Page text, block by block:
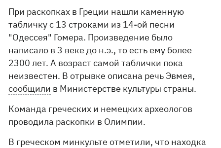
При раскопках в Греции нашли каменную
табличку с 13 строками из 14-ой песни
"Одессея" Гомера. Произведение было
написало в 3 веке до н.э., то есть ему более
2300 лет. А возраст самой таблички пока
неизвестен. В отрывке описана речь Эвмея,
сообщили в Министерстве культуры страны.
Команда греческих и немецких археологов
проводила раскопки в Олимпии.
В греческом минкульте отметили, что находка